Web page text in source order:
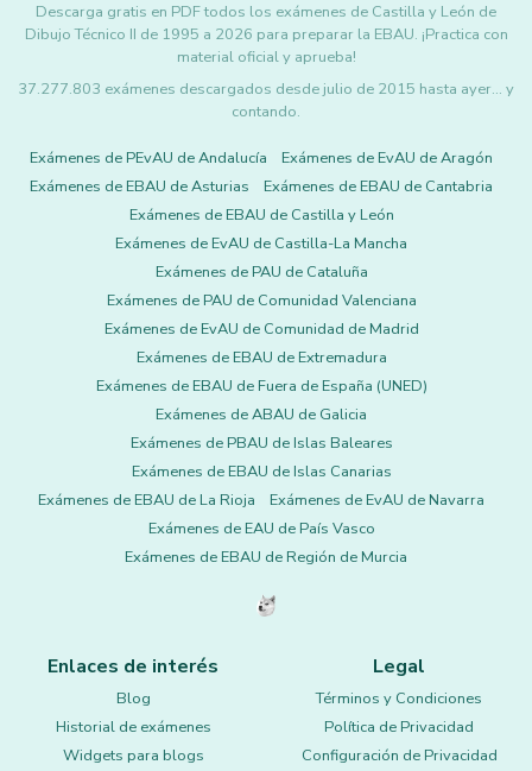
Descarga gratis en PDF todos los exámenes de Castilla y León de
Dibujo Técnico II de 1995 a 2026 para preparar la EBAU. ¡Practica con
material oficial y aprueba!
37.277.803 exámenes descargados desde julio de 2015 hasta ayer... y
contando.
Exámenes de PEvAU de Andalucía
Exámenes de EvAU de Aragón
Exámenes de EBAU de Asturias
Exámenes de EBAU de Cantabria
Exámenes de EBAU de Castilla y León
Exámenes de EvAU de Castilla-La Mancha
Exámenes de PAU de Cataluña
Exámenes de PAU de Comunidad Valenciana
Exámenes de EvAU de Comunidad de Madrid
Exámenes de EBAU de Extremadura
Exámenes de EBAU de Fuera de España (UNED)
Exámenes de ABAU de Galicia
Exámenes de PBAU de Islas Baleares
Exámenes de EBAU de Islas Canarias
Exámenes de EBAU de La Rioja
Exámenes de EvAU de Navarra
Exámenes de EAU de País Vasco
Exámenes de EBAU de Región de Murcia
Enlaces de interés
Blog
Historial de exámenes
Widgets para blogs
Legal
Términos y Condiciones
Política de Privacidad
Configuración de Privacidad